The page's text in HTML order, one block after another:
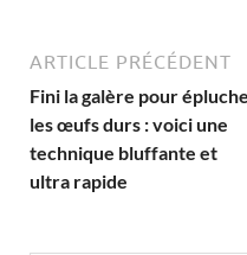
ARTICLE PRÉCÉDENT
Fini la galère pour
les œufs durs : voici une
technique bluffante et
ultra rapide